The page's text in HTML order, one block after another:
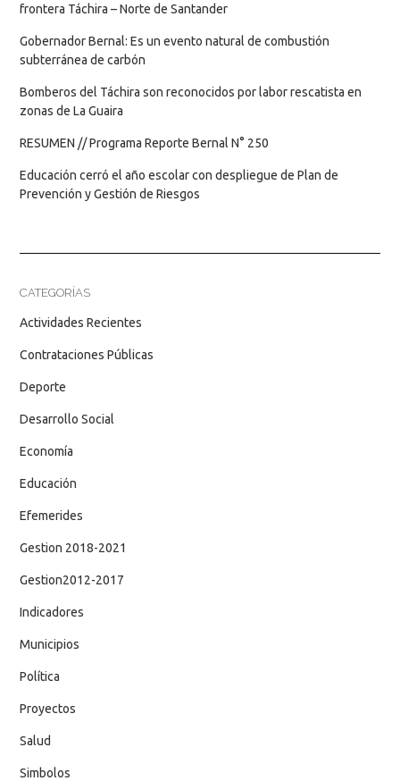
frontera Táchira – Norte de Santander
Gobernador Bernal: Es un evento natural de combustión
subterránea de carbón
Bomberos del Táchira son reconocidos por labor rescatista en
zonas de La Guaira
RESUMEN // Programa Reporte Bernal N° 250
Educación cerró el año escolar con despliegue de Plan de
Prevención y Gestión de Riesgos
CATEGORÍAS
Actividades Recientes
Contrataciones Públicas
Deporte
Desarrollo Social
Economía
Educación
Efemerides
Gestion 2018-2021
Gestion2012-2017
Indicadores
Municipios
Política
Proyectos
Salud
Simbolos